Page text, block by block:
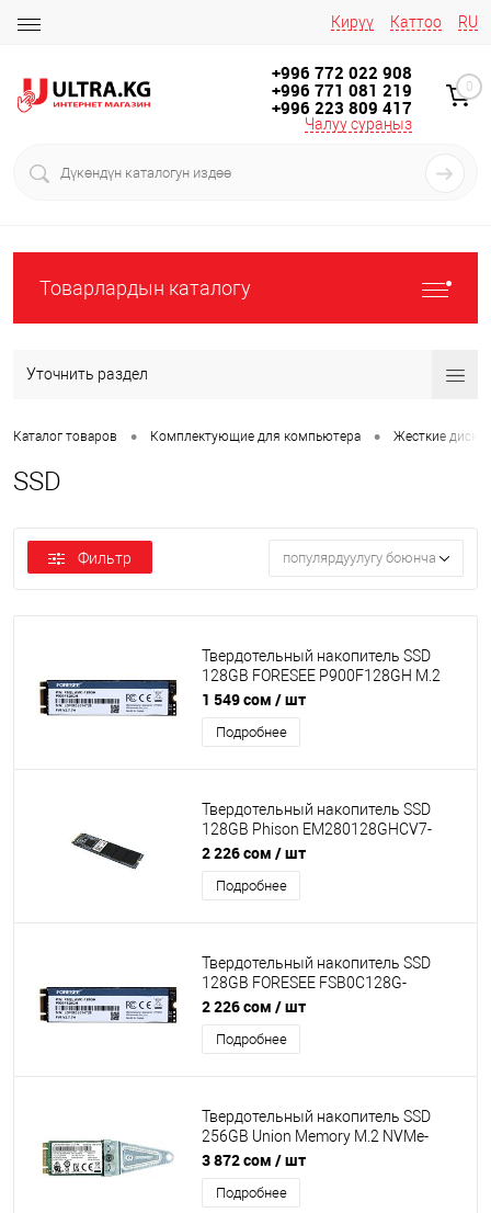
Кирүү Каттоо RU
+996 772 022 908
+996 771 081 219
+996 223 809 417
Чалуу сураңыз
0
Товарлардын каталогу
Уточнить раздел
Каталог товаров • Комплектующие для компьютера • Жесткие диски
SSD
Фильтр популярдуулугу боюнча
Твердотельный накопитель SSD
128GB FORESEE P900F128GH M.2
sata Read/Write up 498344MB/s без
упаковки
1 549 сом / шт
Подробнее
Твердотельный накопитель SSD
128GB Phison EM280128GHCV7-
E21TAS (M.2 2280 NVMe) без
упаковки
2 226 сом / шт
Подробнее
Твердотельный накопитель SSD
128GB FORESEE FSB0C128G-
B7C7200 M.2 2280 NVME без
упаковки
2 226 сом / шт
Подробнее
Твердотельный накопитель SSD
256GB Union Memory M.2 NVMe-
2242 PCIe AM620 Read/Write
1200/800Mbs SSS0W76181 без
упаковки
3 872 сом / шт
Подробнее